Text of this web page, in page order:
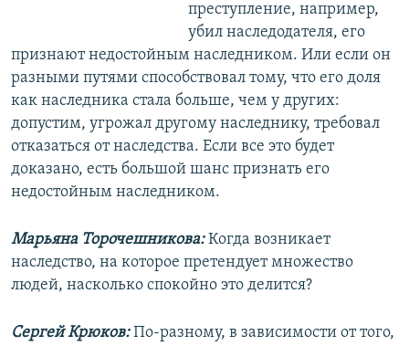
преступление, например,
убил наследодателя, его
признают недостойным наследником. Или если он
разными путями способствовал тому, что его доля
как наследника стала больше, чем у других:
допустим, угрожал другому наследнику, требовал
отказаться от наследства. Если все это будет
доказано, есть большой шанс признать его
недостойным наследником.
Марьяна Торочешникова:Когда возникает
наследство, на которое претендует множество
людей, насколько спокойно это делится?
Сергей Крюков:По-разному, в зависимости от того,